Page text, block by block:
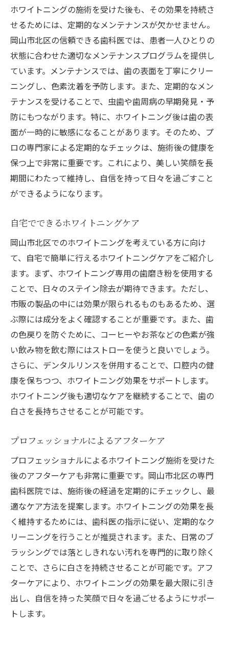
ホワイトニングの施術を受けた後も、その効果を持続さ
せるためには、定期的なメンテナンスが欠かせません。
岡山市北区の信頼できる歯科医では、患者一人ひとりの
状態に合わせた適切なメンテナンスプログラムを提供し
ています。メンテナンスでは、歯の表面を丁寧にクリー
ニングし、色素沈着を予防します。また、定期的なメン
テナンスを受けることで、虫歯や歯周病の早期発見・予
防にもつながります。特に、ホワイトニング後は歯の表
面が一時的に敏感になることがあります。そのため、プ
ロの専門家による定期的なチェックは、施術後の健康を
保つ上で非常に重要です。これにより、美しい笑顔を長
期間にわたって維持し、自信を持って日々を過ごすこと
ができるようになります。
自宅でできるホワイトニングケア
岡山市北区でのホワイトニングを考えている方に向け
て、自宅で簡単に行えるホワイトニングケアをご紹介し
ます。まず、ホワイトニング専用の歯磨き粉を使用する
ことで、日々のステイン除去が期待できます。ただし、
市販の製品の中には効果が限られるものもあるため、選
ぶ際には成分をよく確認することが重要です。また、歯
の色戻りを防ぐために、コーヒーやお茶などの色素が強
い飲み物を飲む際にはストローを使うと良いでしょう。
さらに、デンタルリンスを併用することで、口腔内の健
康を保ちつつ、ホワイトニング効果をサポートします。
ホワイトニング後も適切なケアを継続することで、歯の
白さを長持ちさせることが可能です。
プロフェッショナルによるアフターケア
プロフェッショナルによるホワイトニング施術を受けた
後のアフターケアも非常に重要です。岡山市北区の専門
歯科医院では、施術後の経過を定期的にチェックし、最
適なケア方法を提案します。ホワイトニングの効果を長
く維持するためには、歯科医の指示に従い、定期的なク
リーニングを行うことが推奨されます。また、日常のブ
ラッシングでは落としきれない汚れを専門的に取り除く
ことで、さらに白さを持続させることが可能です。アフ
ターケアにより、ホワイトニングの効果を最大限に引き
出し、自信を持った笑顔で日々を過ごせるようにサポー
トします。